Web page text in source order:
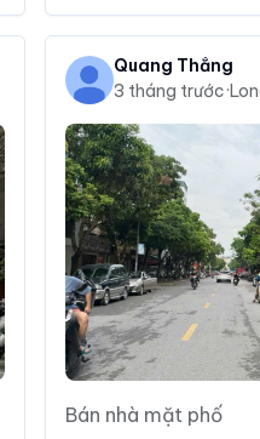
Quang Thắng
3 tháng trước·
Bán nhà mặt phố